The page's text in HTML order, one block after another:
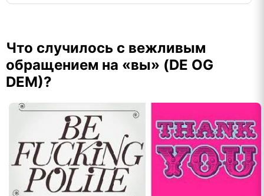
Что случилось с вежливым
обращением на «вы» (DE OG
DEM)?